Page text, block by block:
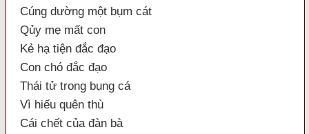
Cúng dường một bụm cát
Qủy mẹ mất con
Kẻ hạ tiện đắc đạo
Con chó đắc đạo
Thái tử trong bụng cá
Vì hiếu quên thù
Cái chết của đàn bà